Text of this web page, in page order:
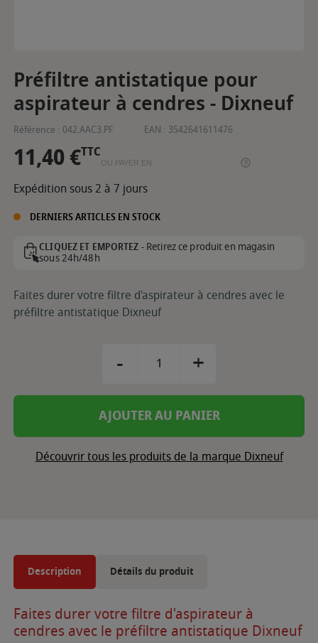
Préfiltre antistatique pour
aspirateur à cendres - Dixneuf
Référence : 042.AAC3.PF EAN : 3542641611476
11,40 €TTC
OU PAYER EN
Expédition sous 2 à 7 jours
DERNIERS ARTICLES EN STOCK
CLIQUEZ ET EMPORTEZ -Retirez ce produit en magasin
sous 24h/48h
Faites durer votre filtre d'aspirateur à cendres avec le
préfiltre antistatique Dixneuf
- +
AJOUTER AU PANIER
Découvrir tous les produits de la marque Dixneuf
Description Détails du produit
Faites durer votre filtre d'aspirateur à
cendres avec le préfiltre antistatique Dixneuf